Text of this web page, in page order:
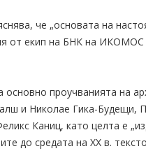
че „основата на
от екип на БНК на ИКОМОС
основно проучванията на
и Николае Гика-Будещи,
Каниц, като целта е
до средата на XX в.